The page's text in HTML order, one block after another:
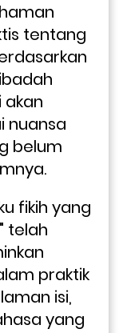
tentang
akan
nuansa
belum
fikih yang
telah
praktik
isi,
yang